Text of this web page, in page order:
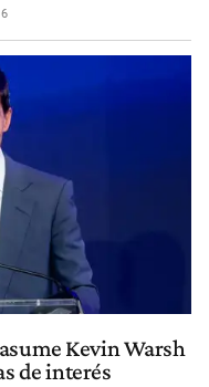
Kevin Warsh
de interés